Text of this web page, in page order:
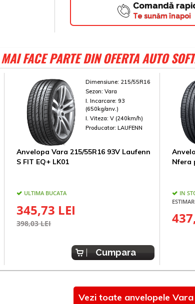
Comandă
Te sunăm înapoi
FACE PARTE DIN OFERTA AUTO
Dimensiune: 215/55R16
Sezon: Vara
I. Incarcare: 93
(650kg/anv.)
I. Viteza: V (240km/h)
Producator: LAUFENN
Anvelopa Vara 215/55R16 93V Laufenn
S FIT EQ+ LK01
ULTIMA BUCATA
345,73 LEI
398,03 LEI
Cumpara
Nfera
IN
Vezi toate anvelopele